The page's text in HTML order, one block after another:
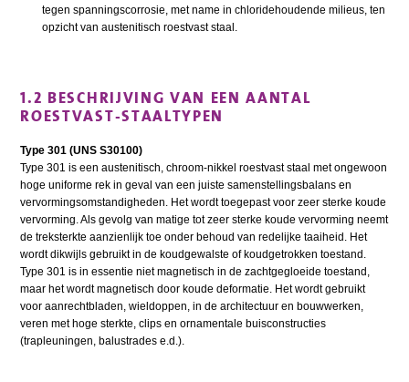
tegen spanningscorrosie, met name in chloridehoudende milieus, ten
opzicht van austenitisch roestvast staal.
1.2 BESCHRIJVING VAN EEN AANTAL
ROESTVAST-STAALTYPEN
Type 301 (UNS S30100)
Type 301 is een austenitisch, chroom-nikkel roestvast staal met ongewoon
hoge uniforme rek in geval van een juiste samenstellingsbalans en
vervormingsomstandigheden. Het wordt toegepast voor zeer sterke koude
vervorming. Als gevolg van matige tot zeer sterke koude vervorming neemt
de treksterkte aanzienlijk toe onder behoud van redelijke taaiheid. Het
wordt dikwijls gebruikt in de koudgewalste of koudgetrokken toestand.
Type 301 is in essentie niet magnetisch in de zachtgegloeide toestand,
maar het wordt magnetisch door koude deformatie. Het wordt gebruikt
voor aanrechtbladen, wieldoppen, in de architectuur en bouwwerken,
veren met hoge sterkte, clips en ornamentale buisconstructies
(trapleuningen, balustrades e.d.).